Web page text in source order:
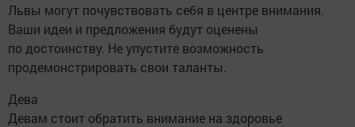
Львы могут почувствовать себя в центре внимания.
Ваши идеи и предложения будут оценены
по достоинству. Не упустите возможность
продемонстрировать свои таланты.
Дева
Девам стоит обратить внимание на здоровье